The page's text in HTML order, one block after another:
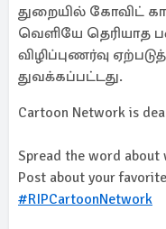
துறையில் கோவிட்
வெளியே தெரியாத
விழிப்புணர்வு
துவக்கப்பட்டது.
Cartoon Network is
Spread the word about
Post about your
#RIPCartoonNetwork